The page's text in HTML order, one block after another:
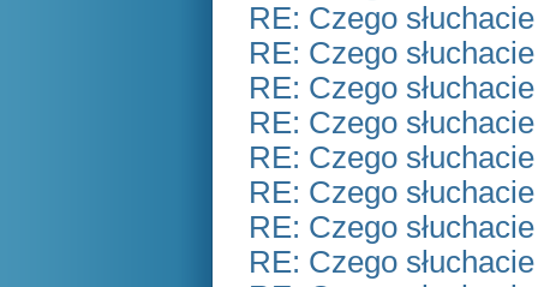
RE: Czego
RE: Czego
RE: Czego
RE: Czego
RE: Czego
RE: Czego
RE: Czego
RE: Czego